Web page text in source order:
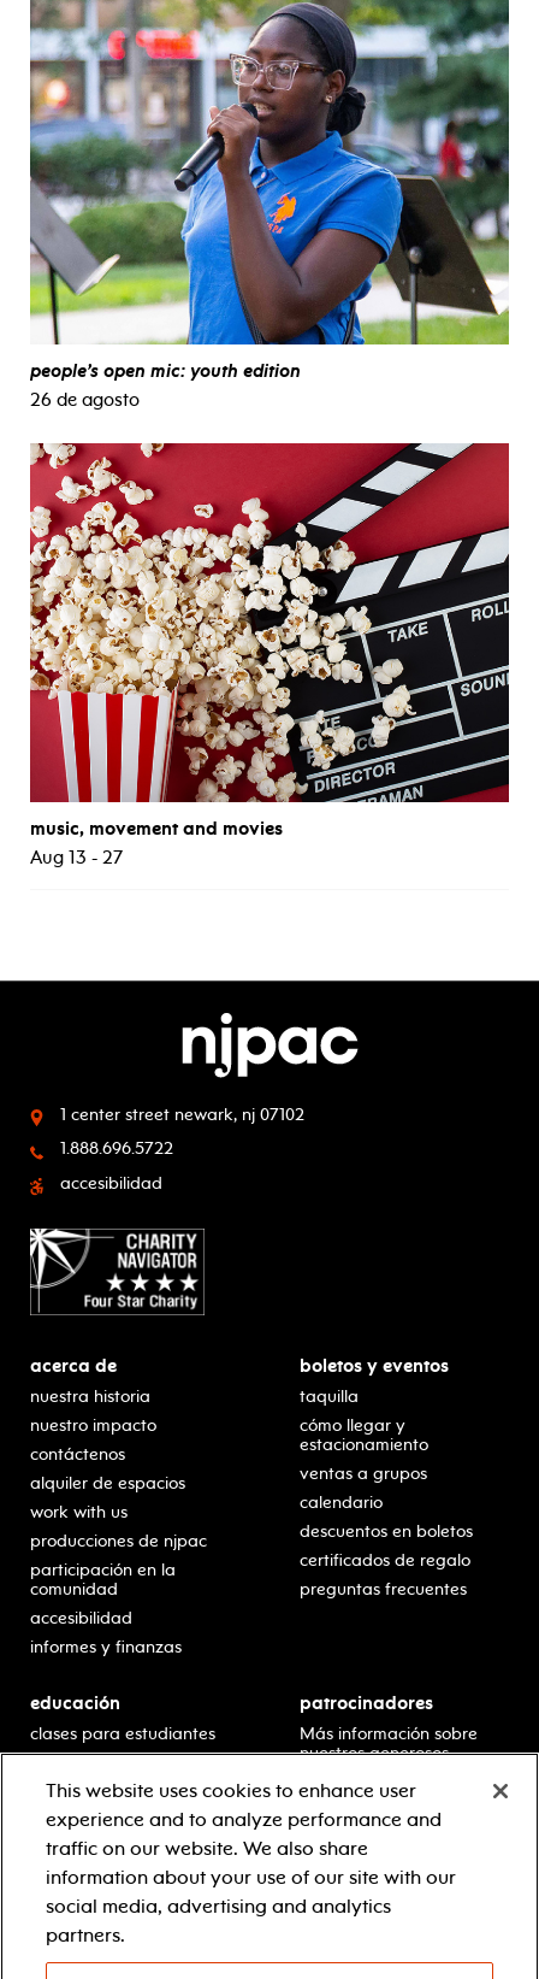
people’s open mic: youth edition
26 de agosto
music, movement and movies
Aug 13 - 27
1 center street newark, nj 07102
1.888.696.5722
accesibilidad
acerca de
nuestra historia
nuestro impacto
contáctenos
alquiler de espacios
work with us
producciones de njpac
participación en la
comunidad
accesibilidad
informes y finanzas
boletos y eventos
taquilla
cómo llegar y
estacionamiento
ventas a grupos
calendario
descuentos en boletos
certificados de regalo
preguntas frecuentes
educación
clases para estudiantes
escolar
residencias en escuelas
desarrollo profesional
recursos para docentes
comuníquese con el
equipo educativo
patrocinadores
Más información sobre
nuestros generosos
This website uses cookies to enhance user
experience and to analyze performance and
traffic on our website. We also share
information about your use of our site with our
social media, advertising and analytics
partners.